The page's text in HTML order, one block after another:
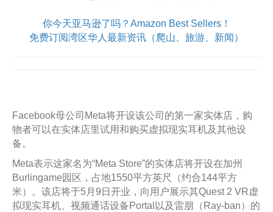
你今天亚马逊了吗？Amazon Best Sellers！
免费订阅湾区华人最新资讯（爬山、旅游、新闻）
Facebook母公司Meta将开设该公司的第一家实体店，购
物者可以在实体店里试用和购买虚拟现实耳机及其他设
备。
Meta表示这家名为“Meta Store”的实体店将开设在加州
Burlingame园区，占地1550平方英尺（约合144平方
米）。该店将于5月9日开业，向用户展示其Quest 2 VR虚
拟现实耳机、视频通话设备Portal以及雷朋（Ray-ban）的